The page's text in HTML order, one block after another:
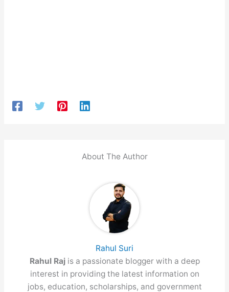
About The Author
Rahul Suri
Rahul Raj is a passionate blogger with a deep
interest in providing the latest information on
jobs, education, scholarships, and government